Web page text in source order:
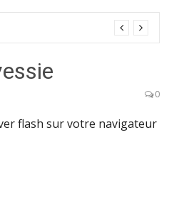
0
flash sur votre navigateur